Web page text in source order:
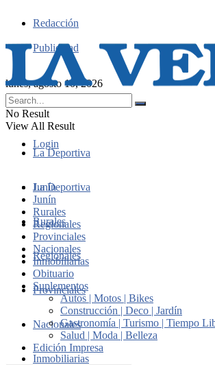
Redacción
Publicidad
lunes, agosto 10, 2026
Login
No Result
View All Result
La Deportiva
Junín
Rurales
Regionales
Provinciales
Nacionales
Inmobiliarias
La Deportiva
Junín
Rurales
Regionales
Provinciales
Nacionales
Inmobiliarias
Obituario
Suplementos
Autos | Motos | Bikes
Construcción | Deco | Jardín
Gastronomía | Turismo | Tiempo
Salud | Moda | Belleza
Edición Impresa